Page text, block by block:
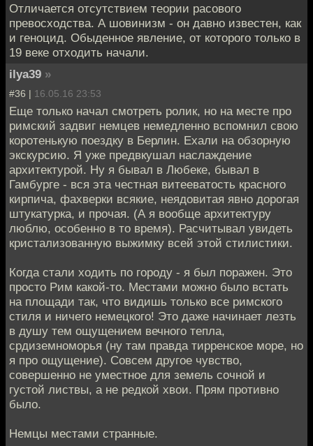
Отличается отсутствием теории расового
превосходства. А шовинизм - он давно известен, как
и геноцид. Обыденное явление, от которого только в
19 веке отходить начали.
ilya39 »
#36 | 16.05.16 23:53
Еще только начал смотреть ролик, но на месте про
римский задвиг немцев немедленно вспомнил свою
коротенькую поездку в Берлин. Ехали на обзорную
экскурсию. Я уже предвкушал наслаждение
архитектурой. Ну я бывал в Любеке, бывал в
Гамбурге - вся эта честная витееватость красного
кирпича, фахверки всякие, неядовитая явно дорогая
штукатурка, и прочая. (А я вообще архитектуру
люблю, особенно в то время). Расчитывал увидеть
кристализованную выжимку всей этой стилистики.
Когда стали ходить по городу - я был поражен. Это
просто Рим какой-то. Местами можно было встать
на площади так, что видишь только все римского
стиля и ничего немецкого! Это даже начинает лезть
в душу тем ощущением вечного тепла,
срдиземноморья (ну там правда тирренское море, но
я про ощущение). Совсем другое чувство,
совершенно не уместное для земель сочной и
густой листвы, а не редкой хвои. Прям противно
было.
Немцы местами странные.